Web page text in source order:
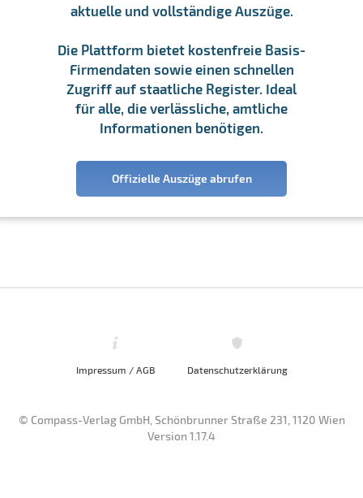
aktuelle und vollständige Auszüge.
Die Plattform bietet kostenfreie Basis-
Firmendaten sowie einen schnellen
Zugriff auf staatliche Register. Ideal
für alle, die verlässliche, amtliche
Informationen benötigen.
Offizielle Auszüge abrufen
Impressum / AGB Datenschutzerklärung
© Compass-Verlag GmbH, Schönbrunner Straße 231, 1120 Wien
Version 1.17.4